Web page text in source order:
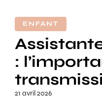
ENFANT
:
21 avril 2026